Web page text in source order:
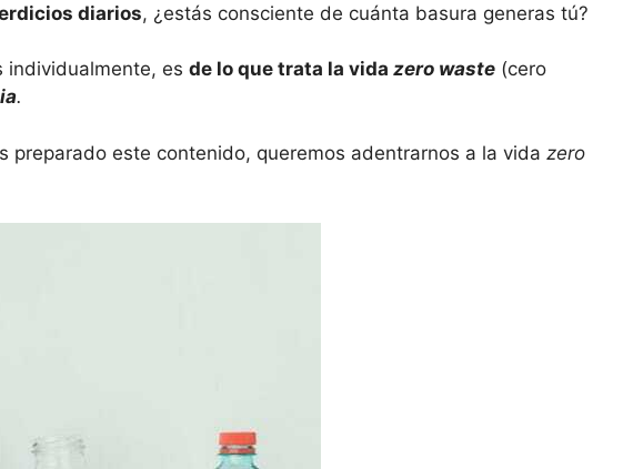
diarios, ¿estás consciente de cuánta basura generas tú?
individualmente, es de lo que trata la vida zero waste (cero
.
preparado este contenido, queremos adentrarnos a la vida zero